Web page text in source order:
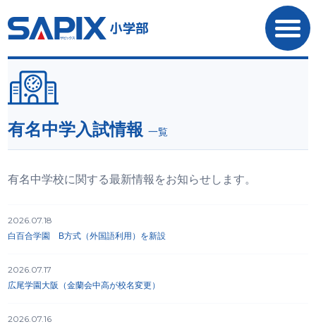
SAPIX小学部
有名中学入試情報一覧
有名中学校に関する最新情報をお知らせします。
2026.07.18
白百合学園 B方式（外国語利用）を新設
2026.07.17
広尾学園大阪（金蘭会中高が校名変更）
2026.07.16